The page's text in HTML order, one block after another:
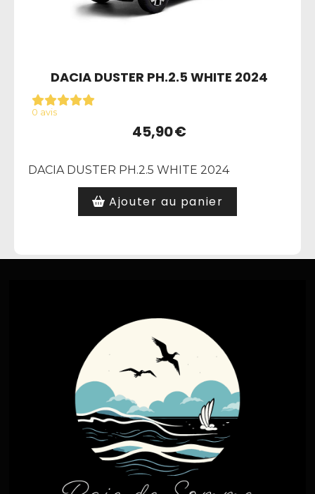
DACIA DUSTER PH.2.5 WHITE 2024
0 avis
45,90€
DACIA DUSTER PH.2.5 WHITE 2024
Ajouter au panier